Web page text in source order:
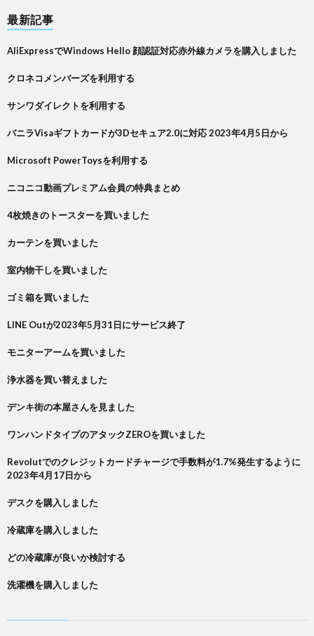
最新記事
AliExpressでWindows Hello 顔認証対応赤外線カメラを購入しました
クロネコメンバーズを利用する
サンワダイレクトを利用する
バニラVisaギフトカードが3Dセキュア2.0に対応 2023年4月5日から
Microsoft PowerToysを利用する
ニコニコ動画プレミアム会員の特典まとめ
4枚焼きのトースターを買いました
カーテンを買いました
室内物干しを買いました
ゴミ箱を買いました
LINE Outが2023年5月31日にサービス終了
モニターアームを買いました
浄水器を買い替えました
デンキ街の本屋さんを見ました
ワンハンドタイプのアタックZEROを買いました
Revolutでのクレジットカードチャージで手数料が1.7%発生するように
2023年4月17日から
デスクを購入しました
冷蔵庫を購入しました
どの冷蔵庫が良いか検討する
洗濯機を購入しました